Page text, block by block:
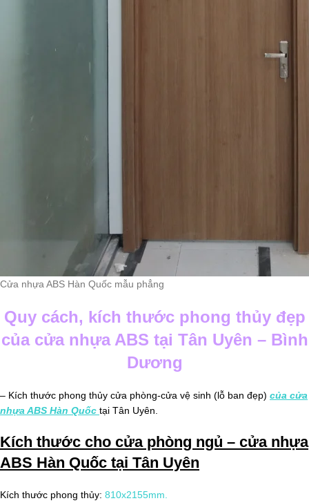
Cửa nhựa ABS Hàn Quốc mẫu phẳng
Quy cách, kích thước phong thủy đẹp
của cửa nhựa ABS tại Tân Uyên – Bình
Dương
– Kích thước phong thủy cửa phòng-cửa vệ sinh (lỗ ban đẹp) của cửa
nhựa ABS Hàn Quốc tại Tân Uyên.
Kích thước cho cửa phòng ngủ – cửa nhựa
ABS Hàn Quốc tại Tân Uyên
Kích thước phong thủy: 810x2155mm.